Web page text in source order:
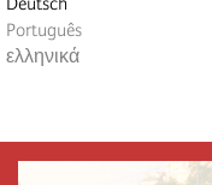
Português
ελληνικά